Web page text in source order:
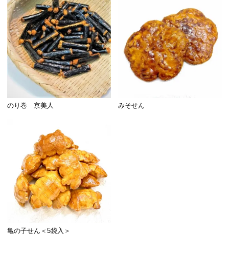
のり巻 京美人 みそせん
亀の子せん＜5袋入＞